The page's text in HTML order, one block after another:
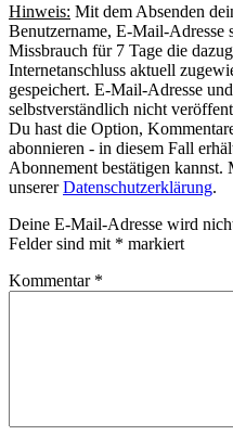
Hinweis: Mit dem Absenden
Benutzername, E-Mail-Adresse
Missbrauch für 7 Tage die
Internetanschluss aktuell
gespeichert. E-Mail-Adresse
selbstverständlich nicht
Du hast die Option,
abonnieren - in diesem Fall
Abonnement bestätigen
unsererDatenschutzerklärung.
Deine E-Mail-Adresse wird
Felder sind mit * markiert
Kommentar *